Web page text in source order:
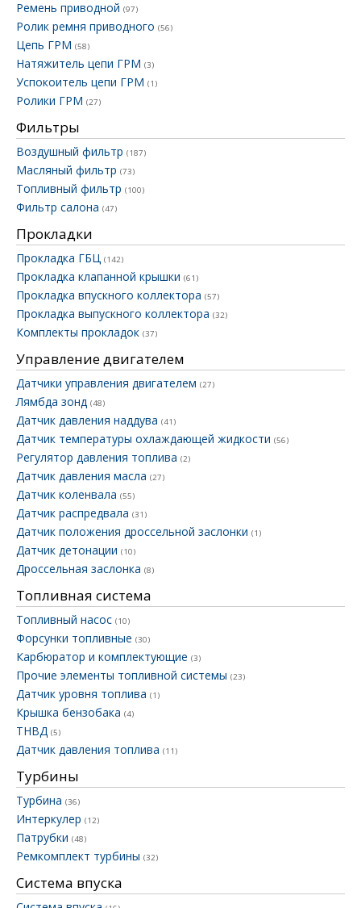
Ремень приводной (97)
Ролик ремня приводного (56)
Цепь ГРМ (58)
Натяжитель цепи ГРМ (3)
Успокоитель цепи ГРМ (1)
Ролики ГРМ (27)
Фильтры
Воздушный фильтр (187)
Масляный фильтр (73)
Топливный фильтр (100)
Фильтр салона (47)
Прокладки
Прокладка ГБЦ (142)
Прокладка клапанной крышки (61)
Прокладка впускного коллектора (57)
Прокладка выпускного коллектора (32)
Комплекты прокладок (37)
Управление двигателем
Датчики управления двигателем (27)
Лямбда зонд (48)
Датчик давления наддува (41)
Датчик температуры охлаждающей жидкости (56)
Регулятор давления топлива (2)
Датчик давления масла (27)
Датчик коленвала (55)
Датчик распредвала (31)
Датчик положения дроссельной заслонки (1)
Датчик детонации (10)
Дроссельная заслонка (8)
Топливная система
Топливный насос (10)
Форсунки топливные (30)
Карбюратор и комплектующие (3)
Прочие элементы топливной системы (23)
Датчик уровня топлива (1)
Крышка бензобака (4)
ТНВД (5)
Датчик давления топлива (11)
Турбины
Турбина (36)
Интеркулер (12)
Патрубки (48)
Ремкомплект турбины (32)
Система впуска